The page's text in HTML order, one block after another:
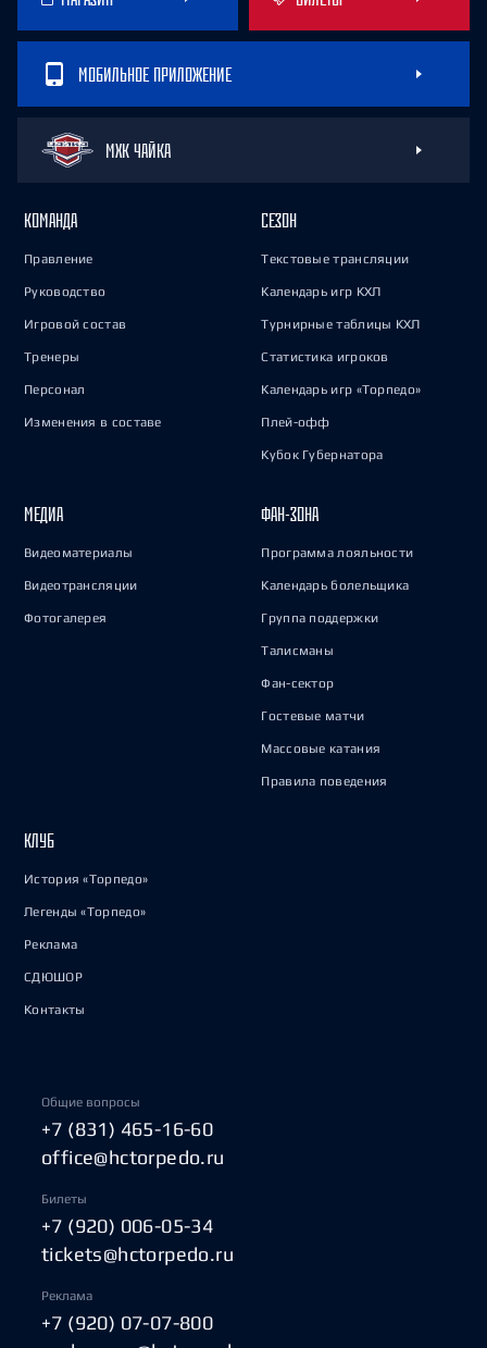
МОБИЛЬНОЕ ПРИЛОЖЕНИЕ
МХК ЧАЙКА
КОМАНДА
Правление
Руководство
Игровой состав
Тренеры
Персонал
Изменения в составе
СЕЗОН
Текстовые трансляции
Календарь игр КХЛ
Турнирные таблицы КХЛ
Статистика игроков
Календарь игр «Торпедо»
Плей-офф
Кубок Губернатора
МЕДИА
Видеоматериалы
Видеотрансляции
Фотогалерея
ФАН-ЗОНА
Программа лояльности
Календарь болельщика
Группа поддержки
Талисманы
Фан-сектор
Гостевые матчи
Массовые катания
Правила поведения
КЛУБ
История «Торпедо»
Легенды «Торпедо»
Реклама
СДЮШОР
Контакты
Общие вопросы
+7 (831) 465-16-60
office@hctorpedo.ru
Билеты
+7 (920) 006-05-34
tickets@hctorpedo.ru
Реклама
+7 (920) 07-07-800